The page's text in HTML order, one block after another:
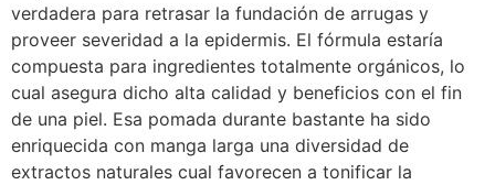
verdadera para retrasar la fundación de arrugas y
proveer severidad a la epidermis. El fórmula estaría
compuesta para ingredientes totalmente orgánicos, lo
cual asegura dicho alta calidad y beneficios con el fin
de una piel. Esa pomada durante bastante ha sido
enriquecida con manga larga una diversidad de
extractos naturales cual favorecen a tonificar la